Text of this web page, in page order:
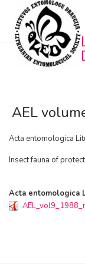
AEL
Acta entomologica
Insect fauna of
Acta entomologica